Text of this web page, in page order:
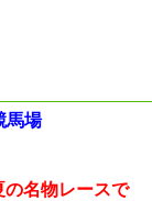
馬場
の名物レースで